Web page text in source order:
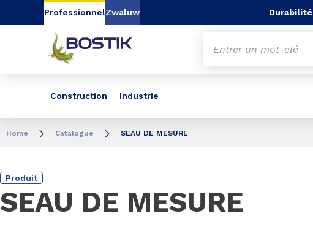
Aller au contenu Aller au menu Aller à la recherche
ProfessionnelZwaluw Durabilité
Construction Industrie
Home Catalogue SEAU DE MESURE
Produit
SEAU DE MESURE